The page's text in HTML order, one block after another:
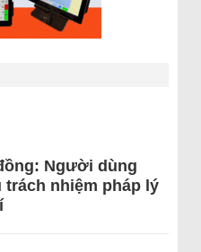
Người dùng
trách nhiệm pháp lý